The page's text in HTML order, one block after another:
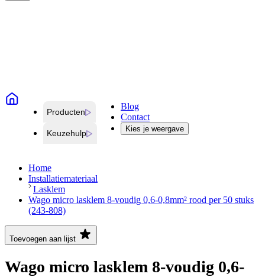
Producten
Keuzehulp
Blog
Contact
Kies je weergave
Home
Installatiemateriaal
Lasklem
Wago micro lasklem 8-voudig 0,6-0,8mm² rood per 50 stuks
(243-808)
Toevoegen aan lijst
Wago micro lasklem 8-voudig 0,6-